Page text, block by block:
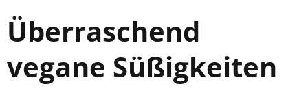
Überraschend
vegane Süßigkeiten